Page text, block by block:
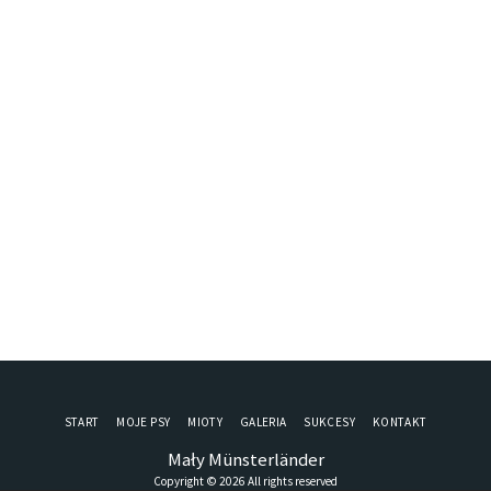
Mały Münsterländer
Copyright © 2026 All rights reserved
START MOJE PSY MIOTY GALERIA SUKCESY KONTAKT